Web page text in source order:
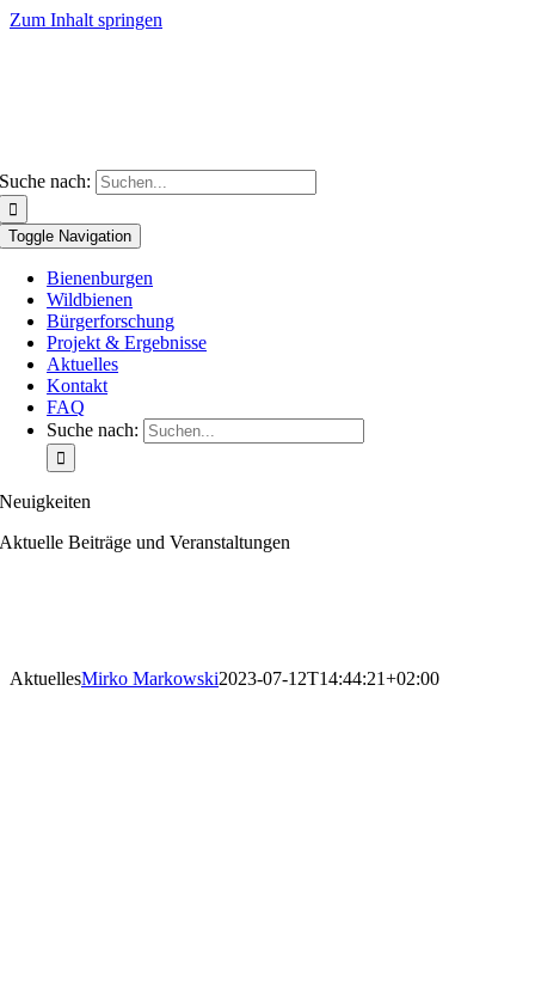
Zum Inhalt springen
Suche nach:
Toggle Navigation
Bienenburgen
Wildbienen
Bürgerforschung
Projekt & Ergebnisse
Aktuelles
Kontakt
FAQ
Suche nach:
Neuigkeiten
Aktuelle Beiträge und Veranstaltungen
AktuellesMirko Markowski2023-07-12T14:44:21+02:00